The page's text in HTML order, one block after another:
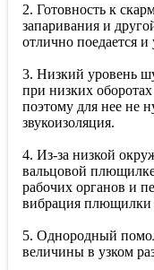
2. Готовность к
запаривания и
отлично поедается
3. Низкий уровень
при низких
поэтому для нее не
звукоизоляция.
4. Из-за низкой
вальцовой
рабочих органов и
вибрация плющилки
5. Однородный
величины в узком